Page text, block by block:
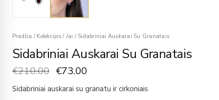
Pradžia / Kolekcijos / Jai /Sidabriniai Auskarai Su Granatais
Sidabriniai Auskarai Su Granatais
€210.00 €73.00
Sidabriniai auskarai su granatu ir cirkoniais